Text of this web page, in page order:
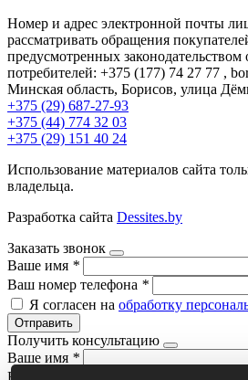
Номер и адрес электронной почты
рассматривать обращения
предусмотренных законодательством
потребителей: +375 (177) 74 27 77 ,
Минская область, Борисов, улица
+375 (29) 687-27-93
+375 (44) 774 32 03
+375 (29) 151 40 24
Использование материалов сайта
владельца.
Разработка сайта Dessites.by
Заказать звонок
Ваше имя *
Ваш номер телефона *
Я согласен на обработку
Отправить
Получить консультацию
Ваше имя *
Ваш номер телефона